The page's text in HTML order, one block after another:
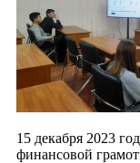
15 декабря 2023
финансовой